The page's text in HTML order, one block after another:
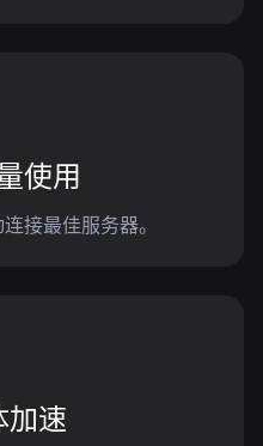
使用
接最佳服务器。
加速